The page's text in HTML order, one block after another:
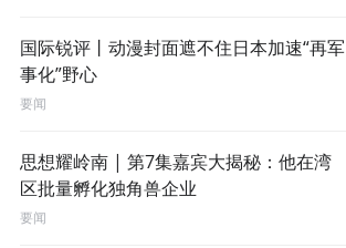
国际锐评丨动漫封面遮不住日本加速“再军
事化”野心
要闻
思想耀岭南 | 第7集嘉宾大揭秘：他在湾
区批量孵化独角兽企业
要闻